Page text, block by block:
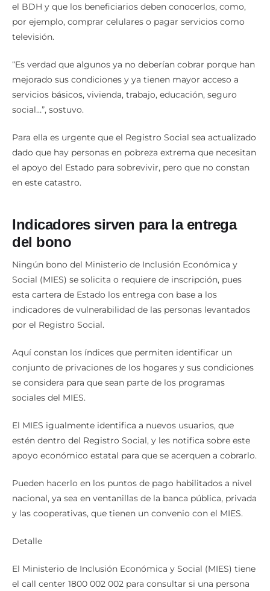
el BDH y que los beneficiarios deben conocerlos, como,
por ejemplo, comprar celulares o pagar servicios como
televisión.
“Es verdad que algunos ya no deberían cobrar porque han
mejorado sus condiciones y ya tienen mayor acceso a
servicios básicos, vivienda, trabajo, educación, seguro
social…”, sostuvo.
Para ella es urgente que el Registro Social sea actualizado
dado que hay personas en pobreza extrema que necesitan
el apoyo del Estado para sobrevivir, pero que no constan
en este catastro.
Indicadores sirven para la entrega
del bono
Ningún bono del Ministerio de Inclusión Económica y
Social (MIES) se solicita o requiere de inscripción, pues
esta cartera de Estado los entrega con base a los
indicadores de vulnerabilidad de las personas levantados
por el Registro Social.
Aquí constan los índices que permiten identificar un
conjunto de privaciones de los hogares y sus condiciones
se considera para que sean parte de los programas
sociales del MIES.
El MIES igualmente identifica a nuevos usuarios, que
estén dentro del Registro Social, y les notifica sobre este
apoyo económico estatal para que se acerquen a cobrarlo.
Pueden hacerlo en los puntos de pago habilitados a nivel
nacional, ya sea en ventanillas de la banca pública, privada
y las cooperativas, que tienen un convenio con el MIES.
Detalle
El Ministerio de Inclusión Económica y Social (MIES) tiene
el call center 1800 002 002 para consultar si una persona